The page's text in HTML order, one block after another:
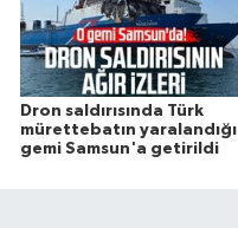
Dron saldırısında Türk
mürettebatın yaralandığı
gemi Samsun'a getirildi